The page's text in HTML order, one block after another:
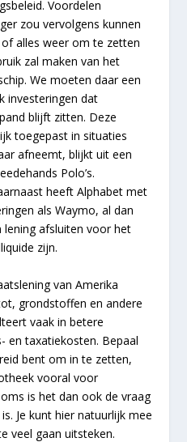
Voordelen
zou vervolgens kunnen
alles weer om te zetten
zal maken van het
We moeten daar een
investeringen dat
blijft zitten. Deze
toegepast in situaties
afneemt, blijkt uit een
Polo’s.
heeft Alphabet met
als Waymo, al dan
lening afsluiten voor het
zijn.
van Amerika
grondstoffen en andere
vaak in betere
en taxatiekosten. Bepaal
bent om in te zetten,
vooral voor
is het dan ook de vraag
Je kunt hier natuurlijk mee
veel gaan uitsteken.